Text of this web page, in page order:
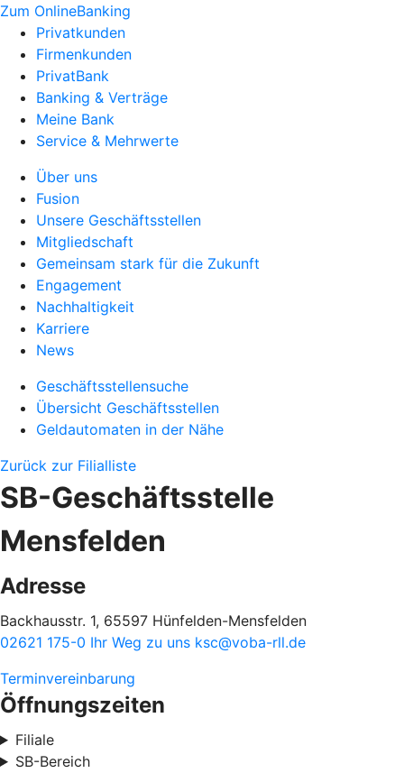
Zum OnlineBanking
Privatkunden
Firmenkunden
PrivatBank
Banking & Verträge
Meine Bank
Service & Mehrwerte
Über uns
Fusion
Unsere Geschäftsstellen
Mitgliedschaft
Gemeinsam stark für die Zukunft
Engagement
Nachhaltigkeit
Karriere
News
Geschäftsstellensuche
Übersicht Geschäftsstellen
Geldautomaten in der Nähe
Zurück zur Filialliste
SB-Geschäftsstelle
Mensfelden
Adresse
Backhausstr. 1, 65597 Hünfelden-Mensfelden
02621 175-0 Ihr Weg zu uns ksc@voba-rll.de
Terminvereinbarung
Öffnungszeiten
Filiale
SB-Bereich